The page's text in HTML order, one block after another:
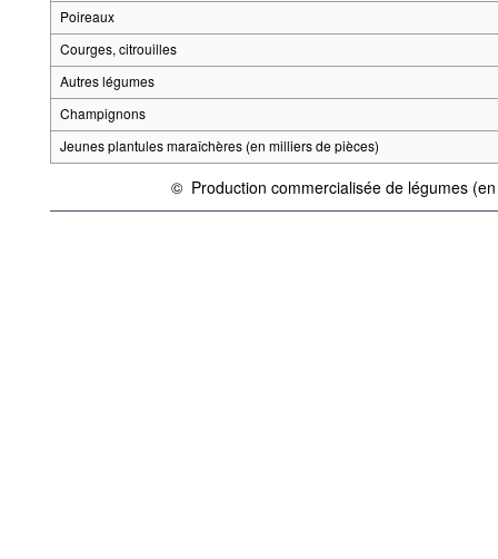
Poireaux
Courges, citrouilles
Autres légumes
Champignons
Jeunes plantules maraîchères (en milliers de pièces)
©
{link} Conditions d'utilisation
Production commercialisée de légumes